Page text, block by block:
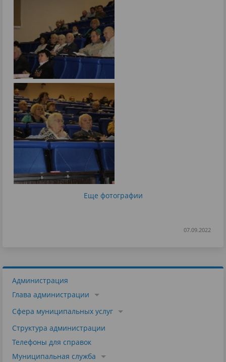
Еще фотографии
07.09.2022
Администрация
Глава администрации
Сфера муниципальных услуг
Структура администрации
Телефоны для справок
Муниципальная служба